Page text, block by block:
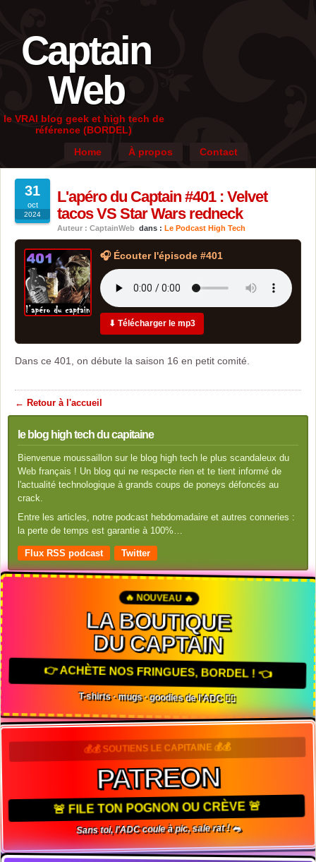
Captain
Web
le VRAI blog geek et high tech de
référence (BORDEL)
Home
À propos Contact
31
oct
2024
L'apéro du Captain #401 : Velvet
tacos VS Star Wars redneck
Auteur : CaptainWeb dans : Le Podcast High Tech
🎧 Écouter l'épisode #401
⬇ Télécharger le mp3
Dans ce 401, on débute la saison 16 en petit comité.
← Retour à l'accueil
le blog high tech du capitaine
Bienvenue moussaillon sur le blog high tech le plus scandaleux du
Web français ! Un blog qui ne respecte rien et te tient informé de
l'actualité technologique à grands coups de poneys défoncés au
crack.
Entre les articles, notre podcast hebdomadaire et autres conneries :
la perte de temps est garantie à 100%…
Flux RSS podcast Twitter
🔥 NOUVEAU 🔥
LA BOUTIQUE
DU CAPTAIN
👉 ACHÈTE NOS FRINGUES, BORDEL ! 👈
T-shirts · mugs · goodies de l'ADC 🏴‍☠️
💰💰 SOUTIENS LE CAPITAINE 💰💰
PATREON
🚨 FILE TON POGNON OU CRÈVE 🚨
Sans toi, l'ADC coule à pic, sale rat ! 🐀